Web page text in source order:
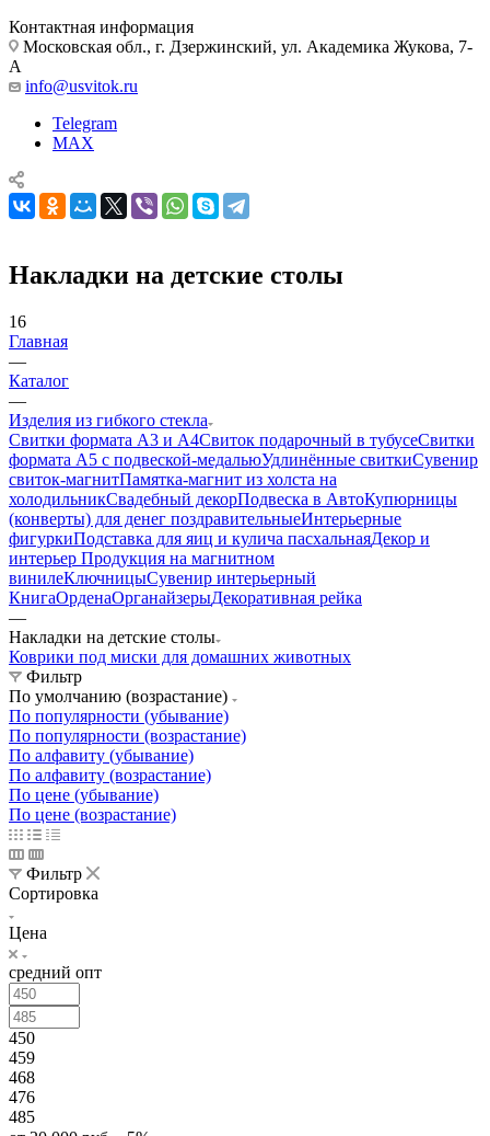
Контактная информация
Московская обл., г. Дзержинский, ул. Академика Жукова, 7-
А
info@usvitok.ru
Telegram
MAX
Накладки на детские столы
16
Главная
—
Каталог
—
Изделия из гибкого стекла
Свитки формата А3 и А4Свиток подарочный в тубусеСвитки
формата А5 с подвеской-медальюУдлинённые свиткиСувенир
свиток-магнитПамятка-магнит из холста на
холодильникСвадебный декорПодвеска в АвтоКупюрницы
(конверты) для денег поздравительныеИнтерьерные
фигуркиПодставка для яиц и кулича пасхальнаяДекор и
интерьер Продукция на магнитном
винилеКлючницыСувенир интерьерный
КнигаОрденаОрганайзерыДекоративная рейка
—
Накладки на детские столы
Коврики под миски для домашних животных
Фильтр
По умолчанию (возрастание)
По популярности (убывание)
По популярности (возрастание)
По алфавиту (убывание)
По алфавиту (возрастание)
По цене (убывание)
По цене (возрастание)
Фильтр
Сортировка
Цена
средний опт
450
459
468
476
485